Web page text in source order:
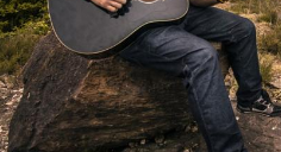
Перевод
Guitaramania.ru
Смотреть